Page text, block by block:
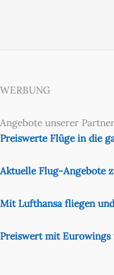
WERBUNG
Angebote unserer Partner
Preiswerte Flüge in die
Aktuelle Flug-Angebote
Mit Lufthansa fliegen
Preiswert mit Eurowings